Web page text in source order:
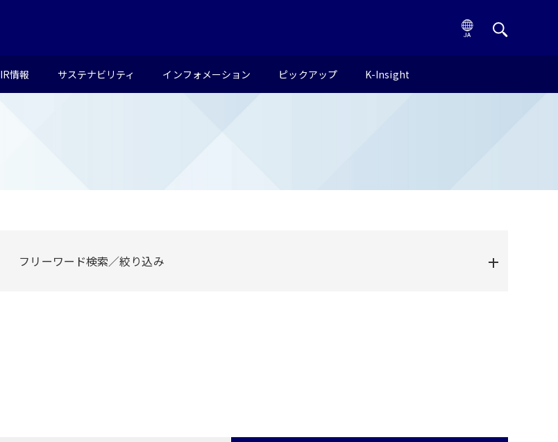
IR情報 サステナビリティ インフォメーション ピックアップ K-Insight
フリーワード検索／絞り込み